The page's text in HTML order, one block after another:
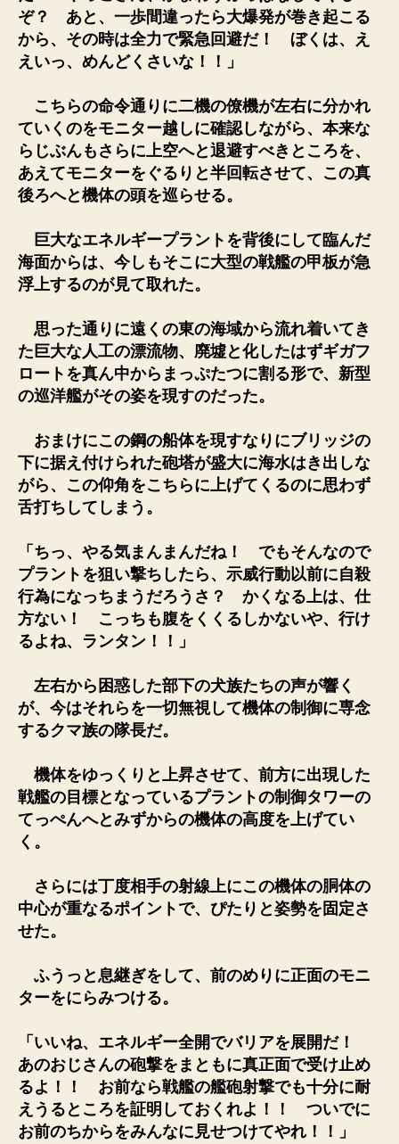
ぞ？ あと、一歩間違ったら大爆発が巻き起こる
から、その時は全力で緊急回避だ！ ぼくは、え
えいっ、めんどくさいな！！」
こちらの命令通りに二機の僚機が左右に分かれ
ていくのをモニター越しに確認しながら、本来な
らじぶんもさらに上空へと退避すべきところを、
あえてモニターをぐるりと半回転させて、この真
後ろへと機体の頭を巡らせる。
巨大なエネルギープラントを背後にして臨んだ
海面からは、今しもそこに大型の戦艦の甲板が急
浮上するのが見て取れた。
思った通りに遠くの東の海域から流れ着いてき
た巨大な人工の漂流物、廃墟と化したはずギガフ
ロートを真ん中からまっぷたつに割る形で、新型
の巡洋艦がその姿を現すのだった。
おまけにこの鋼の船体を現すなりにブリッジの
下に据え付けられた砲塔が盛大に海水はき出しな
がら、この仰角をこちらに上げてくるのに思わず
舌打ちしてしまう。
「ちっ、やる気まんまんだね！ でもそんなので
プラントを狙い撃ちしたら、示威行動以前に自殺
行為になっちまうだろうさ？ かくなる上は、仕
方ない！ こっちも腹をくくるしかないや、行け
るよね、ランタン！！」
左右から困惑した部下の犬族たちの声が響く
が、今はそれらを一切無視して機体の制御に専念
するクマ族の隊長だ。
機体をゆっくりと上昇させて、前方に出現した
戦艦の目標となっているプラントの制御タワーの
てっぺんへとみずからの機体の高度を上げてい
く。
さらには丁度相手の射線上にこの機体の胴体の
中心が重なるポイントで、ぴたりと姿勢を固定さ
せた。
ふうっと息継ぎをして、前のめりに正面のモニ
ターをにらみつける。
「いいね、エネルギー全開でバリアを展開だ！
あのおじさんの砲撃をまともに真正面で受け止め
るよ！！ お前なら戦艦の艦砲射撃でも十分に耐
えうるところを証明しておくれよ！！ ついでに
お前のちからをみんなに見せつけてやれ！！」